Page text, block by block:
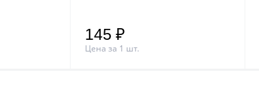
145 ₽
Цена за 1 шт.